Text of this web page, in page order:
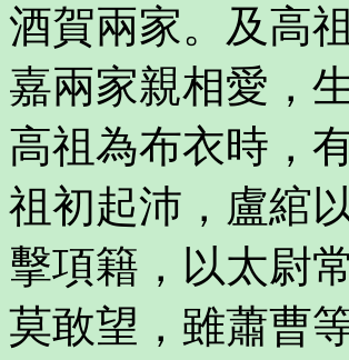
酒賀兩家。及高
嘉兩家親相愛，
高祖為布衣時，
祖初起沛，盧綰
擊項籍，以太尉
莫敢望，雖蕭曹